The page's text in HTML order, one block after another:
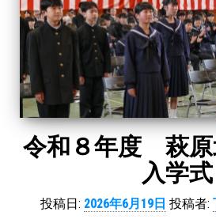
令和８年度 萩
入学式
投稿日: 2026年6月19日 投稿者: